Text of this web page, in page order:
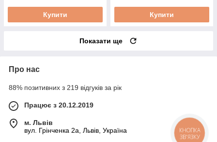
Купити Купити
Показати ще
Про нас
88% позитивних з 219 відгуків за рік
Працює з 20.12.2019
м. Львів
вул. Грінченка 2а, Львів, Україна
КНОПКА
ЗВ'ЯЗКУ